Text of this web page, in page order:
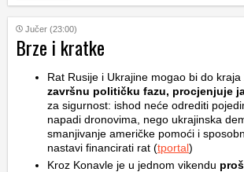
Jučer (23:00)
Brze i kratke
Rat Rusije i Ukrajine mogao bi do kraja
završnu političku fazu, procjenjuje
za sigurnost: ishod neće odrediti
napadi dronovima, nego ukrajinska
smanjivanje američke pomoći i
nastavi financirati rat (tportal)
Kroz Konavle je u jednom vikendu